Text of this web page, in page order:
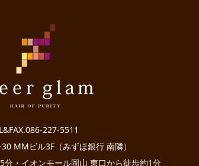
227-5511
MMビル3F（みずほ銀行 南隣）
分・イオンモール岡山 東口から徒歩約1分